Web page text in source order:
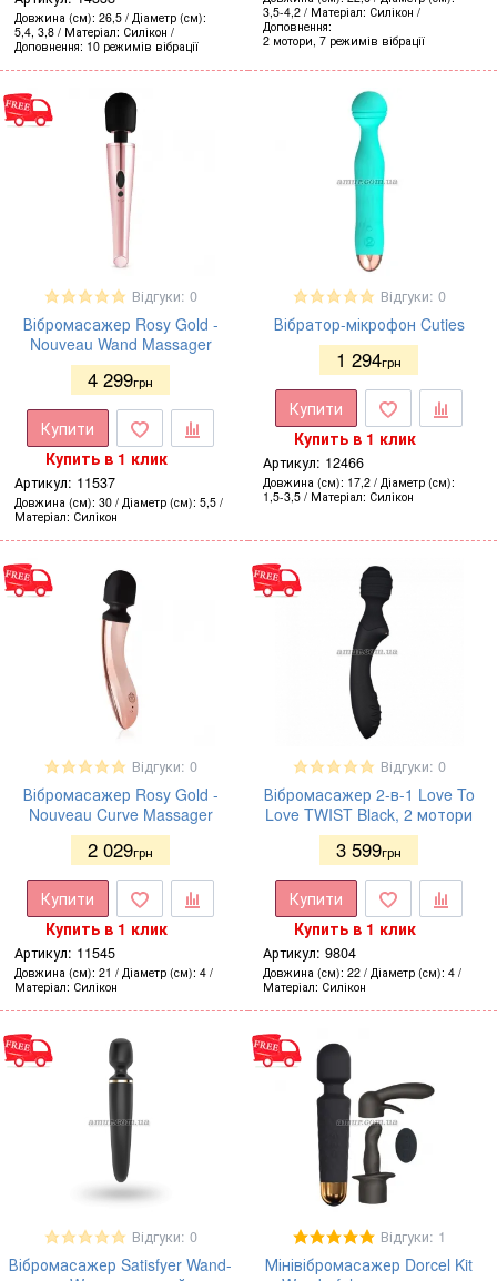
Довжина (см) 26,5 Діаметр (см)
5,4, 3,8
Матеріал Силікон
Доповнення 10 режимів вібрації
3,5-4,2
Матеріал Силікон
Доповнення
2 мотори, 7 режимів вібрації
Відгуки: 0
Вібромасажер Rosy Gold -
Nouveau Wand Massager
4 299грн
Купити
Купить в 1 клик
Артикул: 11537
Довжина (см) 30 Діаметр (см) 5,5
Матеріал Силікон
Відгуки: 0
Вібратор-мікрофон Cuties
1 294грн
Купити
Купить в 1 клик
Артикул: 12466
Довжина (см) 17,2 Діаметр (см)
1,5-3,5
Матеріал Силікон
Відгуки: 0
Вібромасажер Rosy Gold -
Nouveau Curve Massager
2 029грн
Купити
Купить в 1 клик
Артикул: 11545
Довжина (см) 21 Діаметр (см) 4
Матеріал Силікон
Відгуки: 0
Вібромасажер 2-в-1 Love To
Love TWIST Black, 2 мотори
3 599грн
Купити
Купить в 1 клик
Артикул: 9804
Довжина (см) 22 Діаметр (см) 4
Матеріал Силікон
Відгуки: 0
Вібромасажер Satisfyer Wand-
Відгуки: 1
Мінівібромасажер Dorcel Kit